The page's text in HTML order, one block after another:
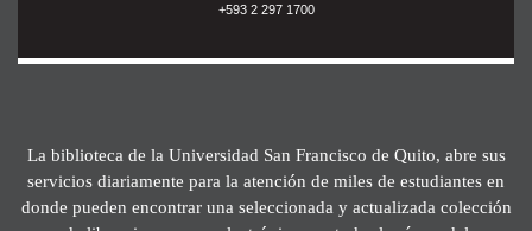
+593 2 297 1700
La biblioteca de la Universidad San Francisco de Quito, abre sus
servicios diariamente para la atención de miles de estudiantes en
donde pueden encontrar una seleccionada y actualizada colección